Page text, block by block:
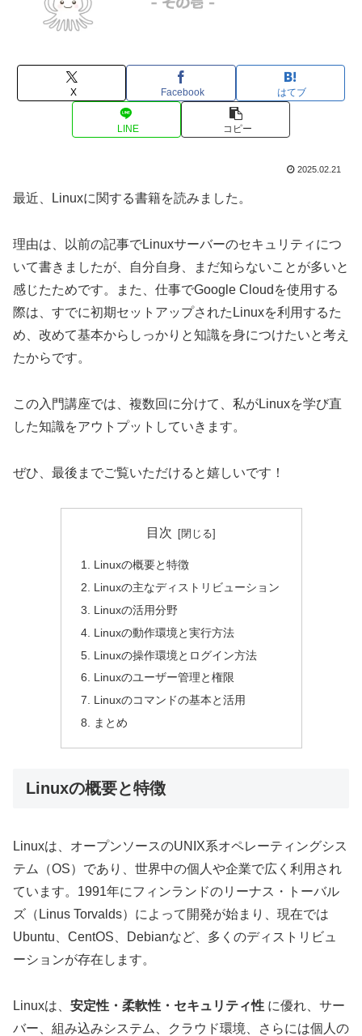
X Facebook はてブ
LINE コピー
2025.02.21
最近、Linuxに関する書籍を読みました。
理由は、以前の記事でLinuxサーバーのセキュリティにつ
いて書きましたが、自分自身、まだ知らないことが多いと
感じたためです。また、仕事でGoogle Cloudを使用する
際は、すでに初期セットアップされたLinuxを利用するた
め、改めて基本からしっかりと知識を身につけたいと考え
たからです。
この入門講座では、複数回に分けて、私がLinuxを学び直
した知識をアウトプットしていきます。
ぜひ、最後までご覧いただけると嬉しいです！
目次
Linuxの概要と特徴
Linuxの主なディストリビューション
Linuxの活用分野
Linuxの動作環境と実行方法
Linuxの操作環境とログイン方法
Linuxのユーザー管理と権限
Linuxのコマンドの基本と活用
まとめ
Linuxの概要と特徴
Linuxは、オープンソースのUNIX系オペレーティングシス
テム（OS）であり、世界中の個人や企業で広く利用され
ています。1991年にフィンランドのリーナス・トーバル
ズ（Linus Torvalds）によって開発が始まり、現在では
Ubuntu、CentOS、Debianなど、多くのディストリビュ
ーションが存在します。
Linuxは、 安定性・柔軟性・セキュリティ性 に優れ、サー
バー、組み込みシステム、クラウド環境、さらには個人の